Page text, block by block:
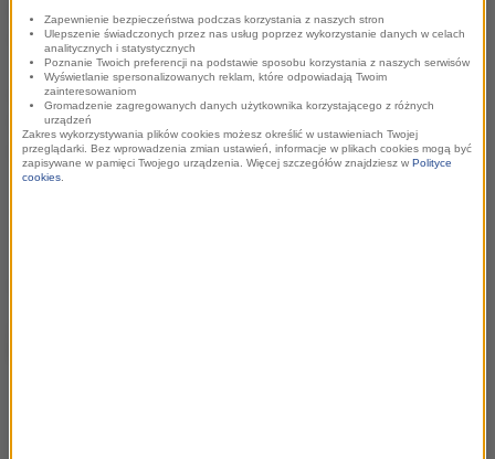
bo z mobilnego studia nadawane będą cogodzinne „Fakty
RMF FM”.
Kolejne miasta, które odwiedzać będzie RMF FM wskazywać
będą słuchacze zgłaszając swoje propozycje na stronie
www.rmf24.pl.
Zapewnienie bezpieczeństwa podczas korzystania z naszych stron
Ulepszenie świadczonych przez nas usług poprzez wykorzystanie danych w celach
analitycznych i statystycznych
Poznanie Twoich preferencji na podstawie sposobu korzystania z naszych serwisów
Wyświetlanie spersonalizowanych reklam, które odpowiadają Twoim
zainteresowaniom
Gromadzenie zagregowanych danych użytkownika korzystającego z różnych
urządzeń
Zakres wykorzystywania plików cookies możesz określić w ustawieniach Twojej
przeglądarki. Bez wprowadzenia zmian ustawień, informacje w plikach cookies mogą być
zapisywane w pamięci Twojego urządzenia. Więcej szczegółów znajdziesz w Polityce
cookies.